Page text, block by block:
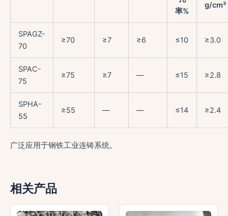
率%
g/cm³
SPAGZ-
70
≥70 ≥7 ≥6 ≤10 ≥3.0
SPAC-
75
≥75 ≥7 — ≤15 ≥2.8
SPHA-
55
≥55 — — ≤14 ≥2.4
广泛应用于钢铁工业连铸系统。
相关产品